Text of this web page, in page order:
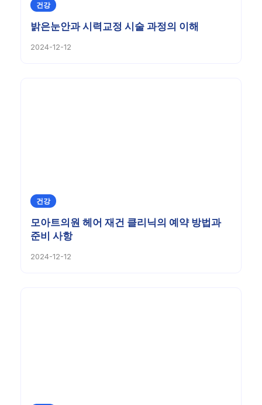
건강
밝은눈안과 시력교정 시술 과정의 이해
2024-12-12
건강
모아트의원 헤어 재건 클리닉의 예약 방법과
준비 사항
2024-12-12